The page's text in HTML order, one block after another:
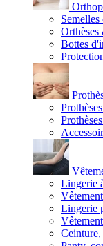
Orthèses
Bottes
Lingerie
Lingerie